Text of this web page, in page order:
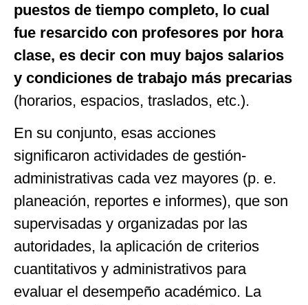
puestos de tiempo completo, lo cual
fue resarcido con profesores por hora
clase, es decir con muy bajos salarios
y condiciones de trabajo más precarias
(horarios, espacios, traslados, etc.).
En su conjunto, esas acciones
significaron actividades de gestión-
administrativas cada vez mayores (p. e.
planeación, reportes e informes), que son
supervisadas y organizadas por las
autoridades, la aplicación de criterios
cuantitativos y administrativos para
evaluar el desempeño académico. La